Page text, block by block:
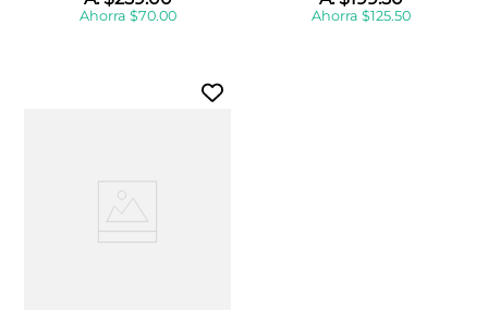
Ahorra $70.00 Ahorra $125.50